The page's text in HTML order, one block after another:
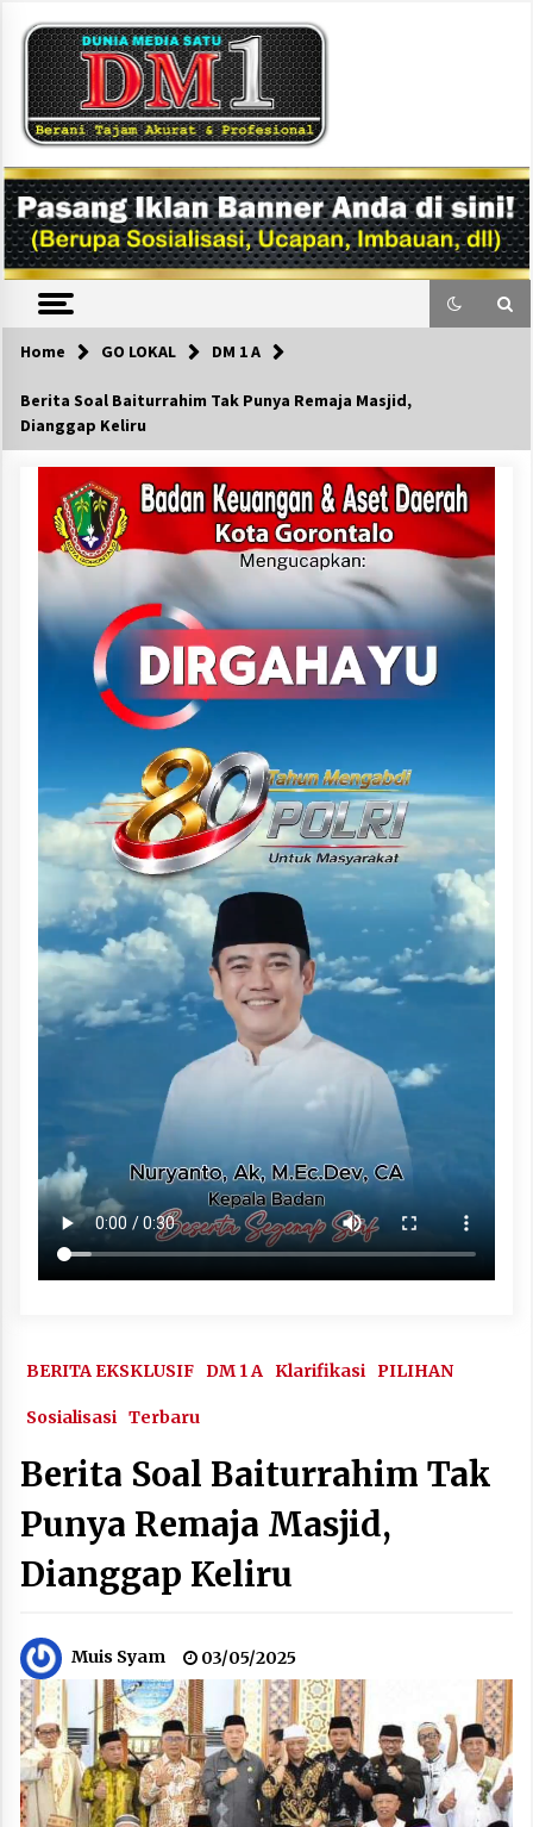
content
DM1
Home GO LOKAL DM 1 A
Berita Soal Baiturrahim Tak Punya Remaja Masjid,
Dianggap Keliru
BERITA EKSKLUSIF DM 1 A Klarifikasi PILIHAN
Sosialisasi Terbaru
Berita Soal Baiturrahim Tak
Punya Remaja Masjid,
Dianggap Keliru
Muis Syam 03/05/2025